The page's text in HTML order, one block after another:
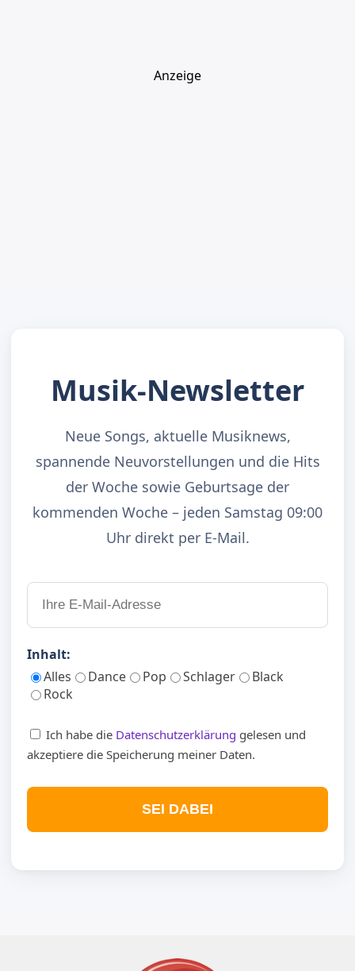
Anzeige
Musik-Newsletter
Neue Songs, aktuelle Musiknews,
spannende Neuvorstellungen und die Hits
der Woche sowie Geburtsage der
kommenden Woche – jeden Samstag 09:00
Uhr direkt per E-Mail.
Inhalt:
Alles
Dance Pop Schlager
Black
Rock
Ich habe die Datenschutzerklärung gelesen und
akzeptiere die Speicherung meiner Daten.
SEI DABEI